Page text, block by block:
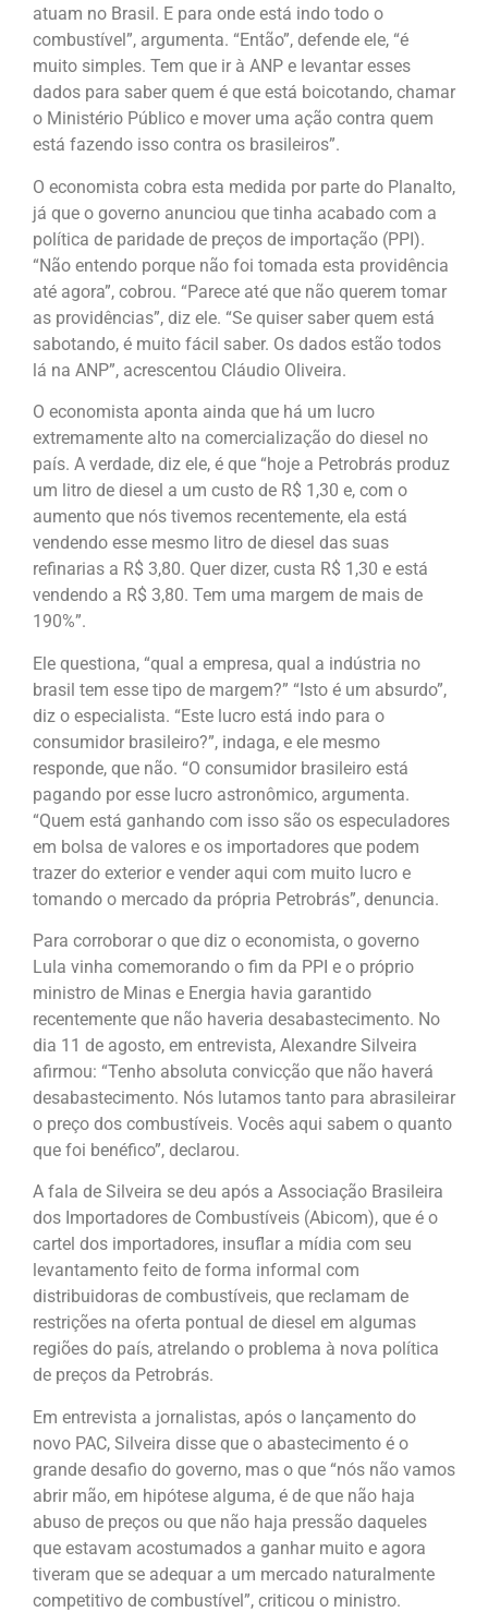
atuam no Brasil. E para onde está indo todo o
combustível”, argumenta. “Então”, defende ele, “é
muito simples. Tem que ir à ANP e levantar esses
dados para saber quem é que está boicotando, chamar
o Ministério Público e mover uma ação contra quem
está fazendo isso contra os brasileiros”.
O economista cobra esta medida por parte do Planalto,
já que o governo anunciou que tinha acabado com a
política de paridade de preços de importação (PPI).
“Não entendo porque não foi tomada esta providência
até agora”, cobrou. “Parece até que não querem tomar
as providências”, diz ele. “Se quiser saber quem está
sabotando, é muito fácil saber. Os dados estão todos
lá na ANP”, acrescentou Cláudio Oliveira.
O economista aponta ainda que há um lucro
extremamente alto na comercialização do diesel no
país. A verdade, diz ele, é que “hoje a Petrobrás produz
um litro de diesel a um custo de R$ 1,30 e, com o
aumento que nós tivemos recentemente, ela está
vendendo esse mesmo litro de diesel das suas
refinarias a R$ 3,80. Quer dizer, custa R$ 1,30 e está
vendendo a R$ 3,80. Tem uma margem de mais de
190%”.
Ele questiona, “qual a empresa, qual a indústria no
brasil tem esse tipo de margem?” “Isto é um absurdo”,
diz o especialista. “Este lucro está indo para o
consumidor brasileiro?”, indaga, e ele mesmo
responde, que não. “O consumidor brasileiro está
pagando por esse lucro astronômico, argumenta.
“Quem está ganhando com isso são os especuladores
em bolsa de valores e os importadores que podem
trazer do exterior e vender aqui com muito lucro e
tomando o mercado da própria Petrobrás”, denuncia.
Para corroborar o que diz o economista, o governo
Lula vinha comemorando o fim da PPI e o próprio
ministro de Minas e Energia havia garantido
recentemente que não haveria desabastecimento. No
dia 11 de agosto, em entrevista, Alexandre Silveira
afirmou: “Tenho absoluta convicção que não haverá
desabastecimento. Nós lutamos tanto para abrasileirar
o preço dos combustíveis. Vocês aqui sabem o quanto
que foi benéfico”, declarou.
A fala de Silveira se deu após a Associação Brasileira
dos Importadores de Combustíveis (Abicom), que é o
cartel dos importadores, insuflar a mídia com seu
levantamento feito de forma informal com
distribuidoras de combustíveis, que reclamam de
restrições na oferta pontual de diesel em algumas
regiões do país, atrelando o problema à nova política
de preços da Petrobrás.
Em entrevista a jornalistas, após o lançamento do
novo PAC, Silveira disse que o abastecimento é o
grande desafio do governo, mas o que “nós não vamos
abrir mão, em hipótese alguma, é de que não haja
abuso de preços ou que não haja pressão daqueles
que estavam acostumados a ganhar muito e agora
tiveram que se adequar a um mercado naturalmente
competitivo de combustível”, criticou o ministro.